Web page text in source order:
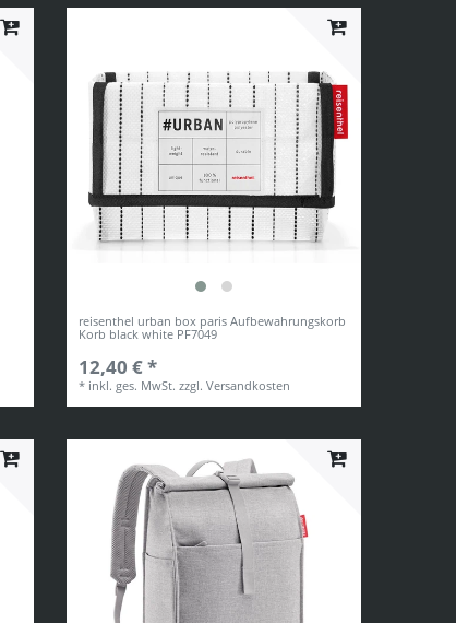
reisenthel urban box paris Aufbewahrungskorb
Korb black white PF7049
12,40 € *
* inkl. ges. MwSt. zzgl.Versandkosten